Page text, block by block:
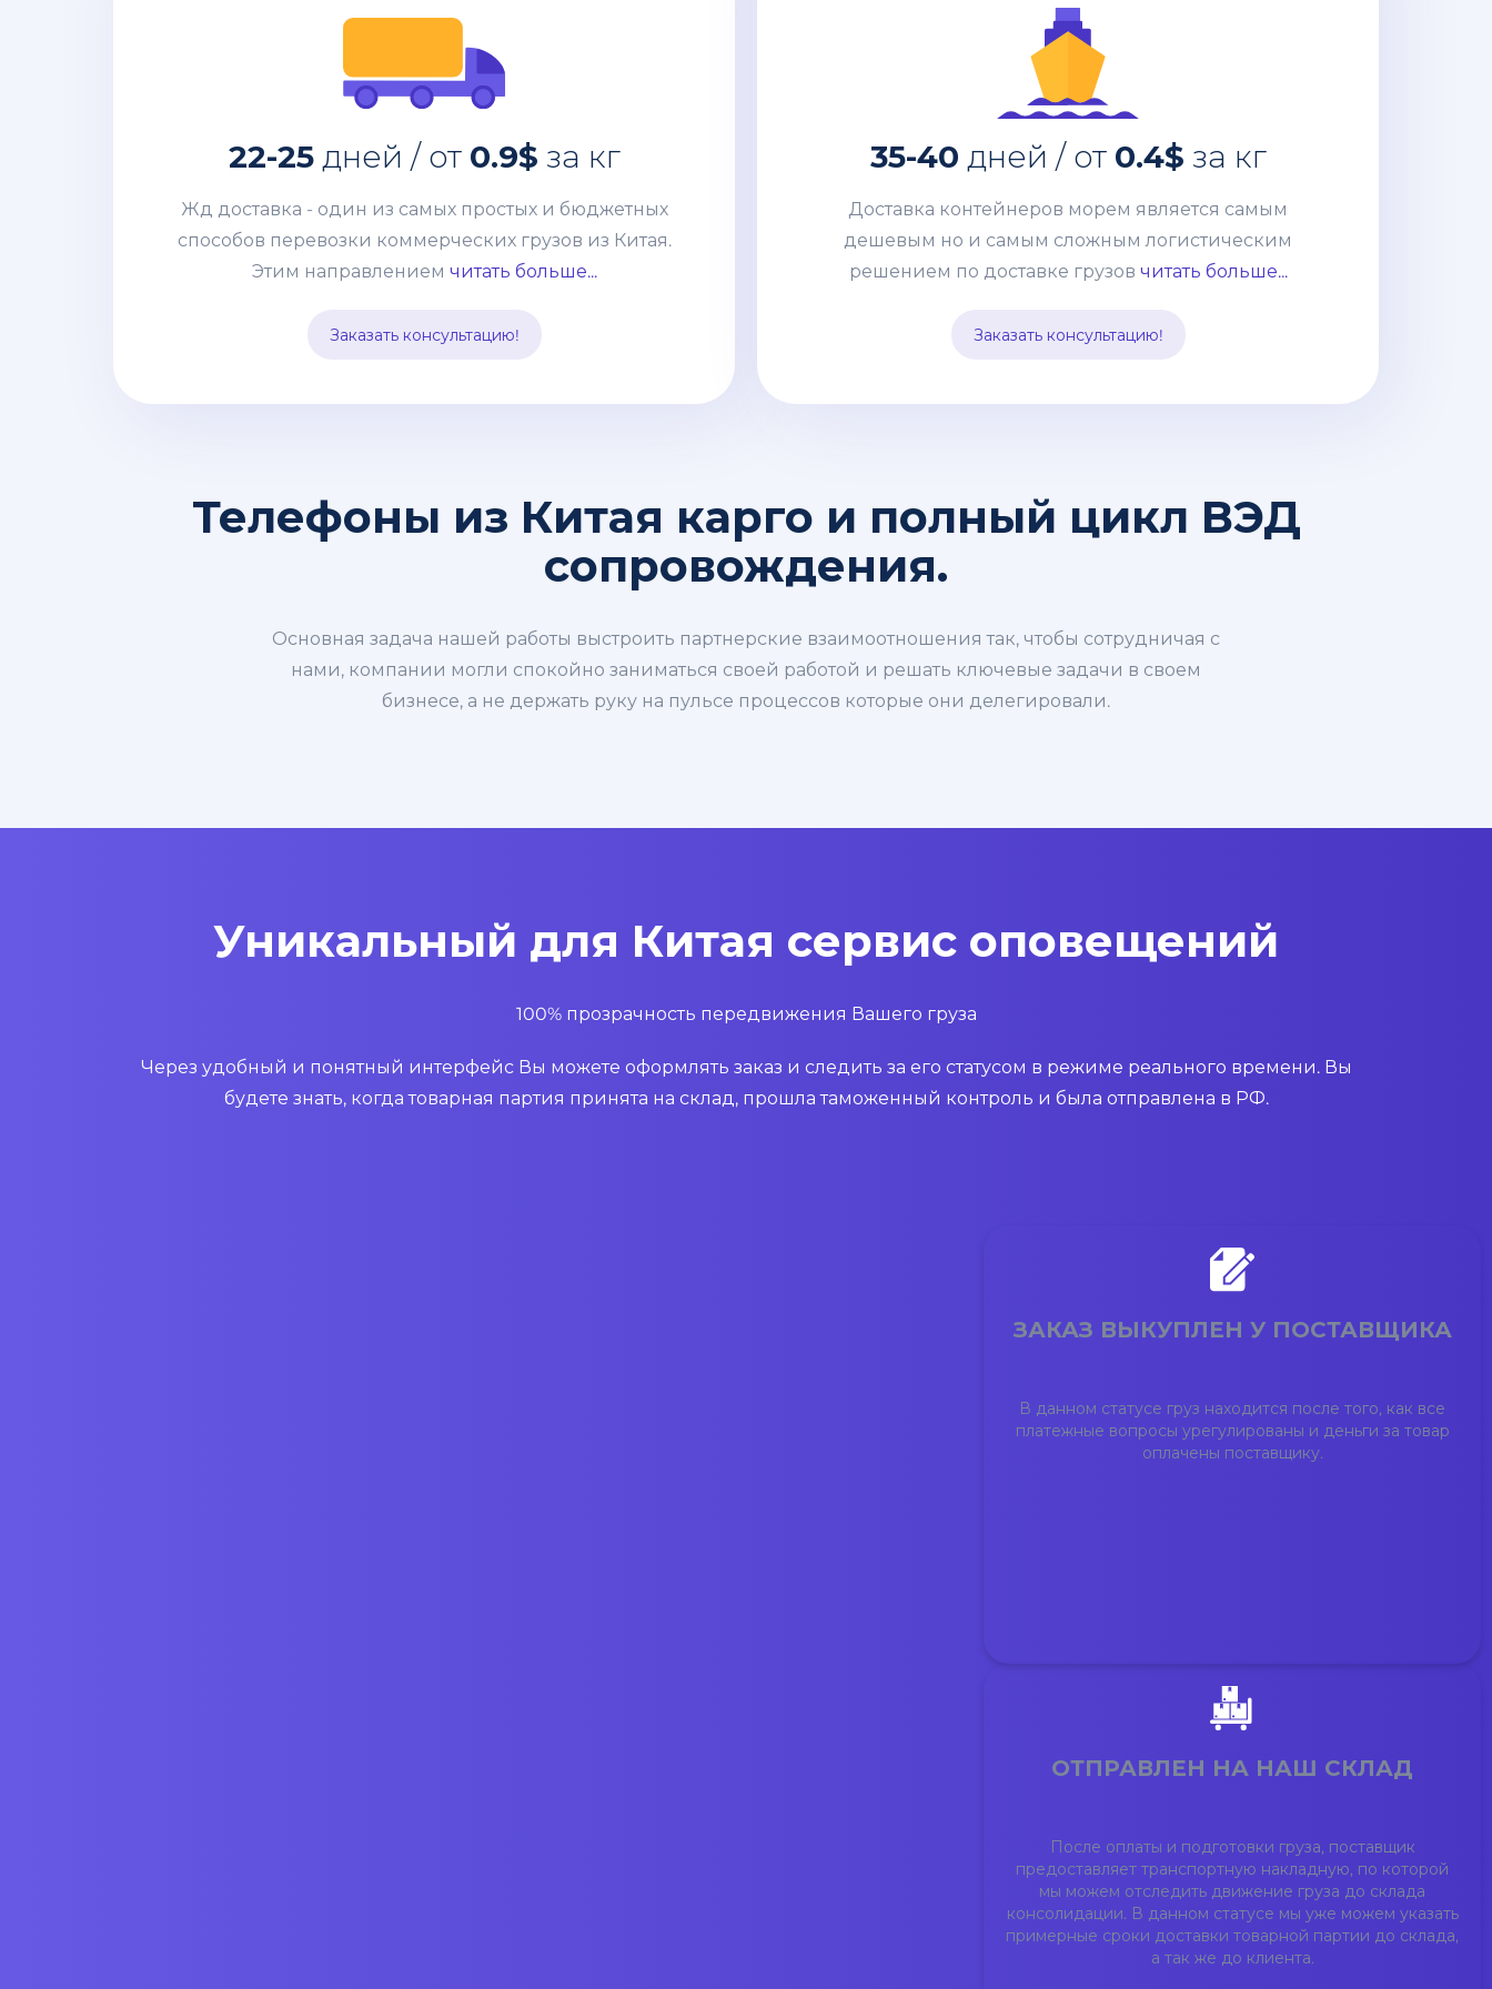
22-25дней / от 0.9$ за кг
Жд доставка - один из самых простых и бюджетных
способов перевозки коммерческих грузов из Китая.
Этим направлением читать больше...
Заказать консультацию!
дней / от
способов перевозки коммерческих грузов из Китая.
грузов 100-200кг до целых контейнеров. Развитая
система жд сообщения позволяет без задержек и
лишней финансовой нагрузки отправлять груз из
видами транспорта.
35-40 дней / от 0.4$ за кг
Доставка контейнеров морем является самым
дешевым но и самым сложным логистическим
решением по доставке грузов читать больше...
Заказать консультацию!
дней / от
дешевым но и самым сложным логистическим
с нашей компанией, Вы получаете окончательную и
неизменную статью расходов, к тому-же Вам не нужно
быть участником Вэд, оплачивать все платежи,
заботы мы берем на себя.
Телефоны из Китая карго и полный цикл ВЭД
сопровождения.
Основная задача нашей работы выстроить партнерские взаимоотношения так, чтобы сотрудничая с
нами, компании могли спокойно заниматься своей работой и решать ключевые задачи в своем
бизнесе, а не держать руку на пульсе процессов которые они делегировали.
Уникальный для Китая сервис оповещений
100% прозрачность передвижения Вашего груза
Через удобный и понятный интерфейс Вы можете оформлять заказ и следить за его статусом в режиме реального времени. Вы
будете знать, когда товарная партия принята на склад, прошла таможенный контроль и была отправлена в РФ.
ЗАКАЗ ВЫКУПЛЕН У ПОСТАВЩИКА
В данном статусе груз находится после того, как все
платежные вопросы урегулированы и деньги за товар
оплачены поставщику.
ОТПРАВЛЕН НА НАШ СКЛАД
После оплаты и подготовки груза, поставщик
предоставляет транспортную накладную, по которой
мы можем отследить движение груза до склада
консолидации. В данном статусе мы уже можем указать
примерные сроки доставки товарной партии до склада,
а так же до клиента.